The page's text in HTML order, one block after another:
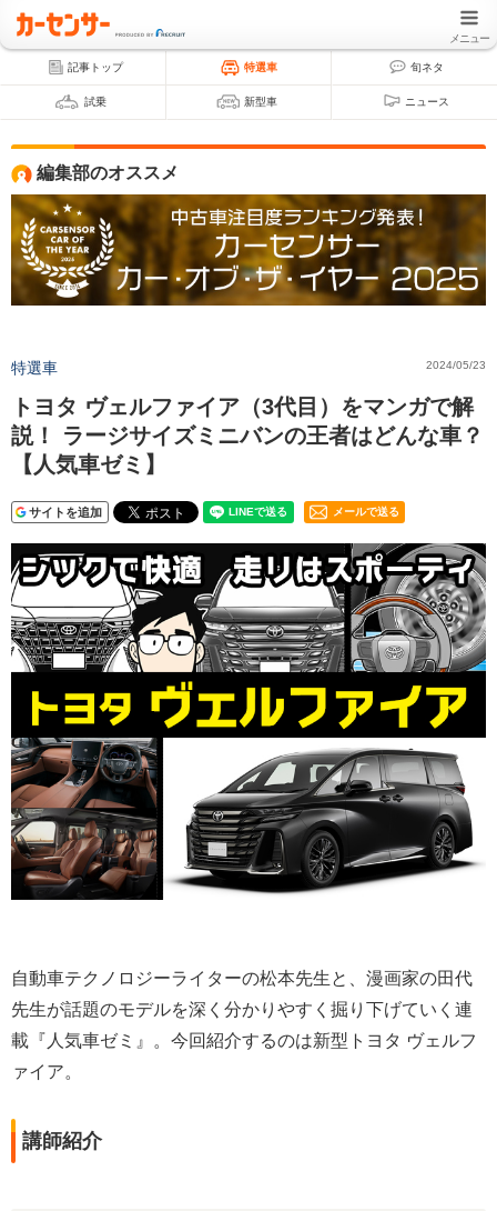
メニュー
記事トップ 特選車 旬ネタ
試乗 新型車 ニュース
編集部のオススメ
特選車 2024/05/23
トヨタ ヴェルファイア（3代目）をマンガで解
説！ ラージサイズミニバンの王者はどんな車？
【人気車ゼミ】
サイトを追加 メールで送る
自動車テクノロジーライターの松本先生と、漫画家の田代
先生が話題のモデルを深く分かりやすく掘り下げていく連
載『人気車ゼミ』。今回紹介するのは新型トヨタ ヴェルフ
ァイア。
講師紹介